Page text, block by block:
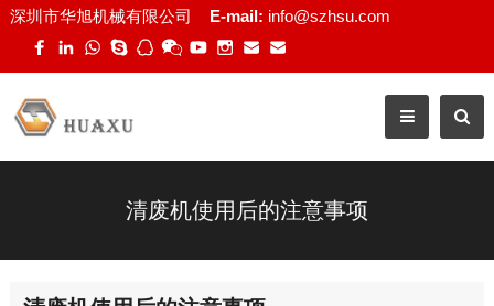
深圳市华旭机械有限公司 E-mail: info@szhsu.com
清废机使用后的注意事项